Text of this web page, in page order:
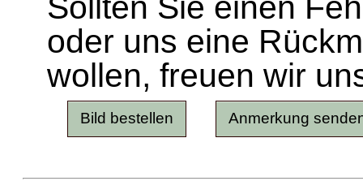
oder uns eine
wollen, freuen wir